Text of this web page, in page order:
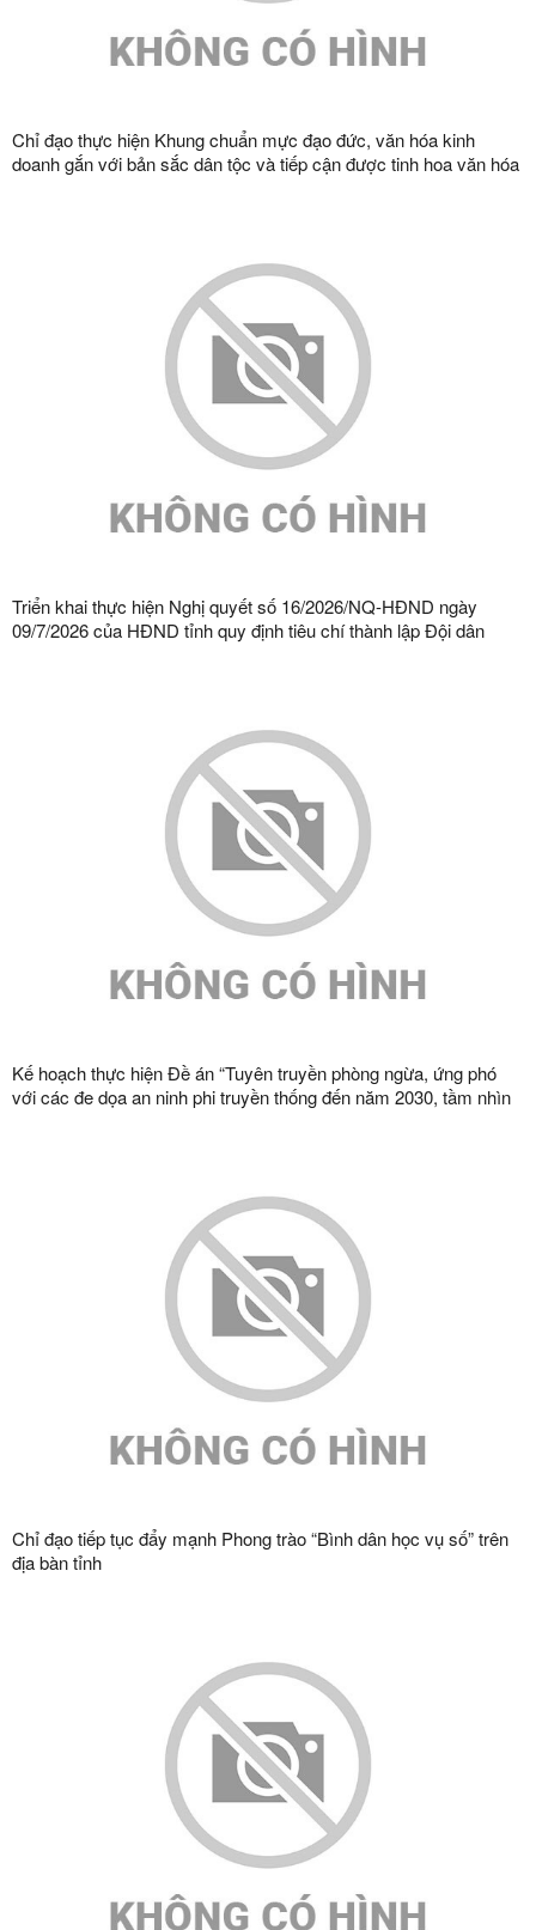
Chỉ đạo thực hiện Khung chuẩn mực đạo đức, văn hóa kinh
doanh gắn với bản sắc dân tộc và tiếp cận được tinh hoa văn hóa
Triển khai thực hiện Nghị quyết số 16/2026/NQ-HĐND ngày
09/7/2026 của HĐND tỉnh quy định tiêu chí thành lập Đội dân
Kế hoạch thực hiện Đề án “Tuyên truyền phòng ngừa, ứng phó
với các đe dọa an ninh phi truyền thống đến năm 2030, tầm nhìn
Chỉ đạo tiếp tục đẩy mạnh Phong trào “Bình dân học vụ số” trên
địa bàn tỉnh